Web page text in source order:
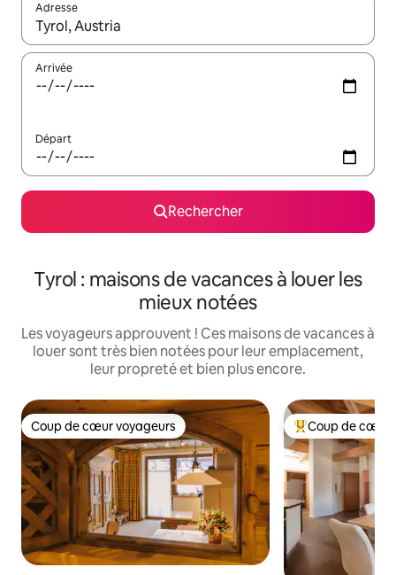
Adresse
Lorsque les résultats s'affichent, utilisez les flèches vers le
Arrivée
Départ
Rechercher
Tyrol : maisons de vacances à louer les
mieux notées
Les voyageurs approuvent ! Ces maisons de vacances à
louer sont très bien notées pour leur emplacement,
leur propreté et bien plus encore.
Coup de cœur voyageurs
Coup de cœur voyageurs Coups de cœur
Coup de cœur